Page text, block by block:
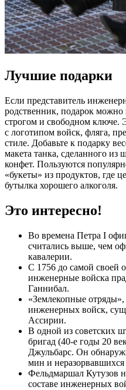
Лучшие подарки
Если представитель
родственник, подарок
строгом и свободном ключе.
с логотипом войск, фляга,
стиле. Добавьте к подарку
макета танка, сделанного из
конфет. Пользуются
«букеты» из продуктов, где
бутылка хорошего алкоголя.
Это интересно!
Во времена Петра I
считались выше, чем
кавалерии.
С 1756 до самой своей
инженерные войска
Ганнибал.
«Землекопные
инженерных войск,
Ассирии.
В одной из советских
бригад (40-е годы 20
Джульбарс. Он
мин и неразорвавшихся
Фельдмаршал Кутузов
составе инженерных